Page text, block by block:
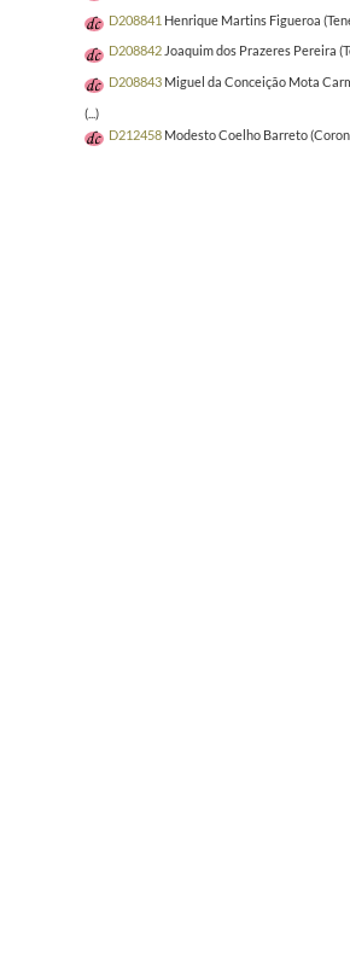
D208841 Henrique Martins Figueroa
D208842 Joaquim dos Prazeres Pereira
D208843 Miguel da Conceição Mota
(...)
D212458 Modesto Coelho Barreto